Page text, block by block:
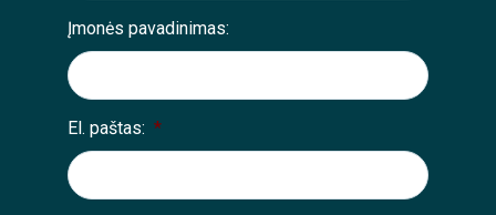
Įmonės pavadinimas:
El. paštas: *